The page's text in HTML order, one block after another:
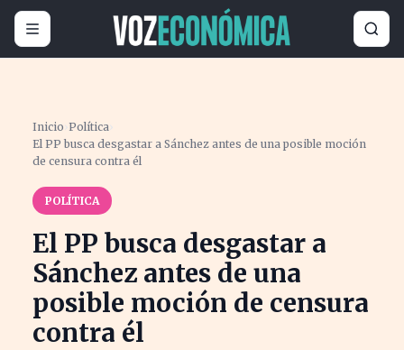
Inicio ›Política›
El PP busca desgastar a Sánchez antes de una posible moción
de censura contra él
POLÍTICA
El PP busca desgastar a
Sánchez antes de una
posible moción de censura
contra él